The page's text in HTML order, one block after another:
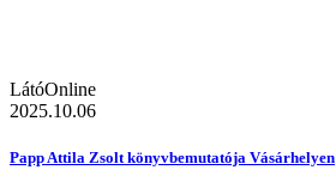
LátóOnline
2025.10.06
Papp Attila Zsolt könyvbemutatója Vásárhelyen